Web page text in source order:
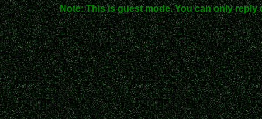
Note: This is guest mode. You can only